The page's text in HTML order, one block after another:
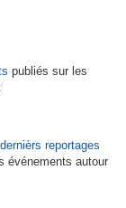
publiés sur les
dernièrs reportages
événements autour